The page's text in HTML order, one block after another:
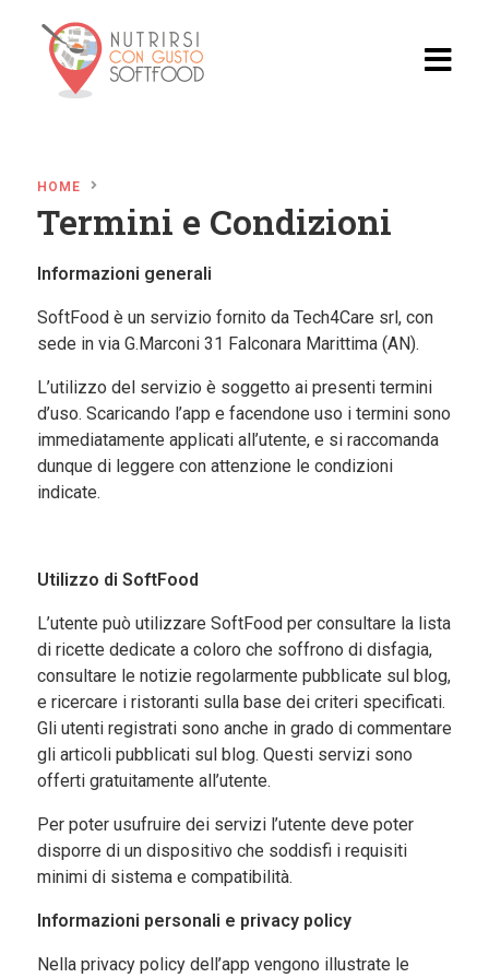
Ristoran
ti
Progett
o
HOME
Termini e Condizioni
Informazioni generali
SoftFoodè un servizio fornito da Tech4Care srl, con
sede in via G.Marconi31 Falconara Marittima (AN).
L’utilizzo del servizio è soggetto ai presenti termini
d’uso. Scaricando l’app e facendone uso i termini sono
immediatamente applicati all’utente, e si raccomanda
dunque di leggere con attenzione le condizioni
indicate.
Utilizzo di SoftFood
L’utente può utilizzare SoftFoodper consultare la lista
di ricette dedicate a coloro che soffrono di disfagia,
consultare le notizie regolarmente pubblicate sul blog,
e ricercare i ristoranti sulla base dei criteri specificati.
Gli utenti registrati sono anche in grado di commentare
gli articoli pubblicati sul blog. Questi servizi sono
offerti gratuitamente all’utente.
Per poter usufruire dei servizi l’utente deve poter
disporre di un dispositivo che soddisfi i requisiti
minimi di sistema e compatibilità.
Informazioni personali e privacy policy
Nella privacy policy dell’app vengono illustrate le